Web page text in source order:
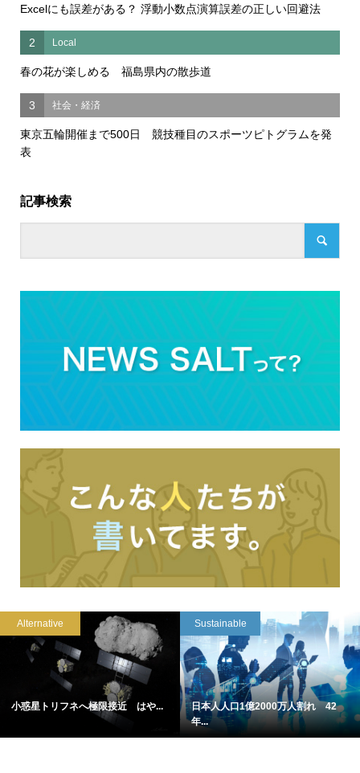
Excelにも誤差がある？ 浮動小数点演算誤差の正しい回避法
2 Local
春の花が楽しめる 福島県内の散歩道
3 社会・経済
東京五輪開催まで500日 競技種目のスポーツピトグラムを発
表
記事検索
Alternative
小惑星トリフネへ極限接近 はや...
Sustainable
日本人人口1億2000万人割れ 42
年...